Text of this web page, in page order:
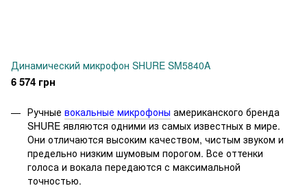
Динамический микрофон SHURE SM5840A
6 574 грн
Ручные вокальные микрофоны американского бренда
SHURE являются одними из самых известных в мире.
Они отличаются высоким качеством, чистым звуком и
предельно низким шумовым порогом. Все оттенки
голоса и вокала передаются с максимальной
точностью.